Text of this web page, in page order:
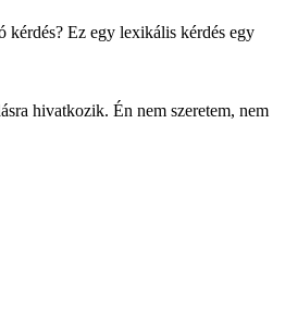
kérdés? Ez egy lexikális kérdés egy
hivatkozik. Én nem szeretem, nem